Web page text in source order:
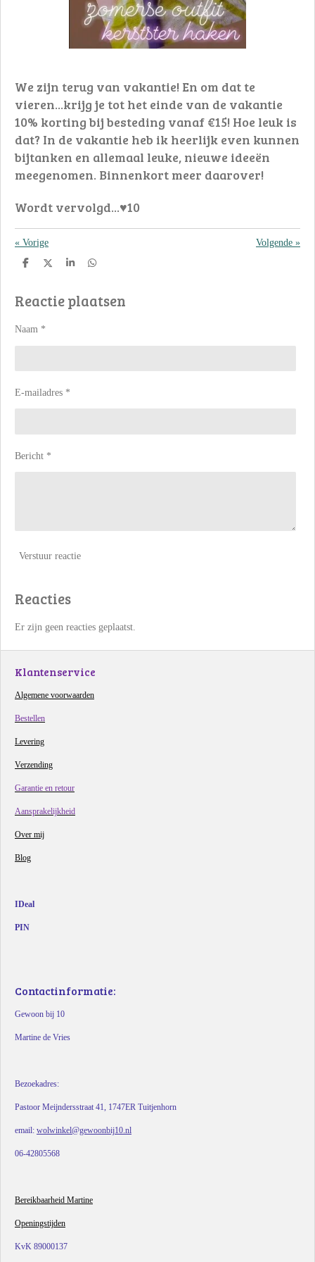
We zijn terug van vakantie! En om dat te
vieren...krijg je tot het einde van de vakantie
10% korting bij besteding vanaf €15! Hoe leuk is
dat? In de vakantie heb ik heerlijk even kunnen
bijtanken en allemaal leuke, nieuwe ideeën
meegenomen. Binnenkort meer daarover!
Wordt vervolgd...♥10
« Vorige Volgende »
D
n
D
l
S
e
D
n
Reactie plaatsen
Naam *
E-mailadres *
Bericht *
Verstuur reactie
Reacties
Er zijn geen reacties geplaatst.
Klantenservice
Algemene voorwaarden
Bestellen
Levering
Verzending
Garantie en retour
Aansprakelijkheid
Over mij
Blog
IDeal
PIN
Contactinformatie:
Gewoon bij 10
Martine de Vries
Bezoekadres:
Pastoor Meijndersstraat 41, 1747ER Tuitjenhorn
email: wolwinkel@gewoonbij10.nl
06-42805568
Bereikbaarheid Martine
Openingstijden
KvK 89000137